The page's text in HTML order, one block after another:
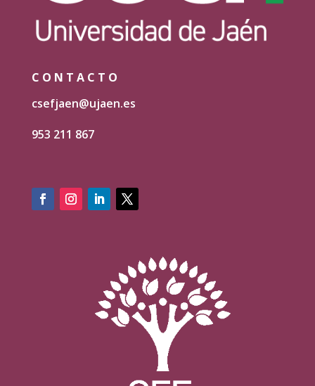
CONTACTO
csefjaen@ujaen.es
953 211 867